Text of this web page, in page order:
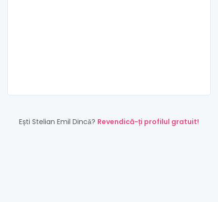
Ești Stelian Emil Dincǎ? Revendică-ți profilul gratuit!